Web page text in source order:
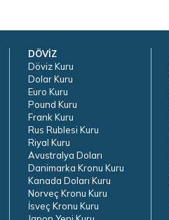
DÖVİZ
Döviz Kuru
Dolar Kuru
Euro Kuru
Pound Kuru
Frank Kuru
Rus Rublesi Kuru
Riyal Kuru
Avustralya Doları
Danimarka Kronu Kuru
Kanada Doları Kuru
Norveç Kronu Kuru
İsveç Kronu Kuru